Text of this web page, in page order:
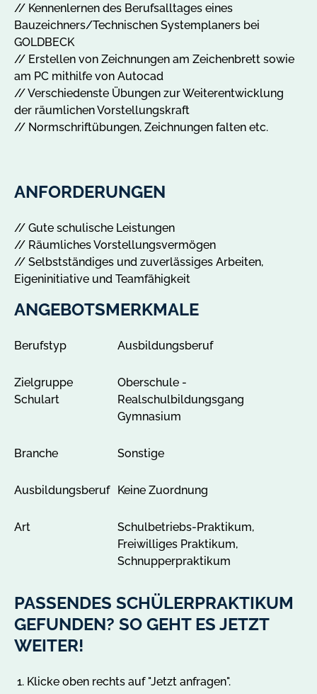
e
b
t
i
T
n
z
e
i
// Kennenlernen des Berufsalltages eines
Bauzeichners/Technischen Systemplaners bei
GOLDBECK
// Erstellen von Zeichnungen am Zeichenbrett sowie
am PC mithilfe von Autocad
// Verschiedenste Übungen zur Weiterentwicklung
der räumlichen Vorstellungskraft
// Normschriftübungen, Zeichnungen falten etc.
ANFORDERUNGEN
// Gute schulische Leistungen
// Räumliches Vorstellungsvermögen
// Selbstständiges und zuverlässiges Arbeiten,
Eigeninitiative und Teamfähigkeit
ANGEBOTSMERKMALE
Berufstyp Ausbildungsberuf
Zielgruppe
Schulart
Oberschule -
Realschulbildungsgang
Gymnasium
Branche Sonstige
Ausbildungsberuf Keine Zuordnung
Art
Schulbetriebs-Praktikum,
Freiwilliges Praktikum,
Schnupperpraktikum
PASSENDES SCHÜLERPRAKTIKUM
GEFUNDEN? SO GEHT ES JETZT
WEITER!
Klicke oben rechts auf "Jetzt anfragen".